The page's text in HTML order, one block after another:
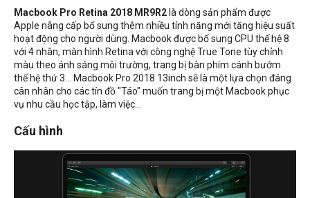
Macbook Pro Retina 2018 MR9R2 là dòng sản phẩm được
Apple nâng cấp bổ sung thêm nhiều tính năng mới tăng hiệu suất
hoạt động cho người dùng. Macbook được bổ sung CPU thế hệ 8
với 4 nhân, màn hình Retina với công nghệ True Tone tùy chỉnh
màu theo ánh sáng môi trường, trang bị bàn phím cánh bướm
thế hệ thứ 3... Macbook Pro 2018 13inch sẽ là một lựa chọn đáng
cân nhân cho các tín đồ "Táo" muốn trang bị một Macbook phục
vụ nhu cầu học tập, làm việc...
Cấu hình